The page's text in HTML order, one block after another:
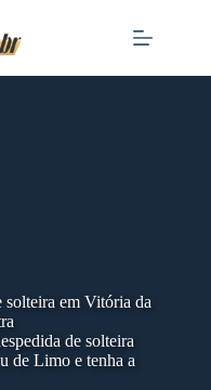
solteira em Vitória da
de solteira
de Limo e tenha a